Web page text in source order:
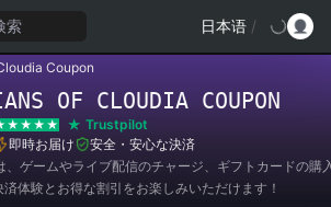
索 日本语 /
Coupon
OF CLOUDIA COUPON
Trustpilot
即時お届け
安全・安心な決済
、ゲームやライブ配信のチャージ、ギフトカードの購
済体験とお得な割引をお楽しみいただけます！